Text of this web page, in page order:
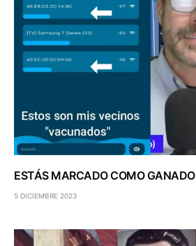
ESTÁS MARCADO COMO GANADO
5 DICIEMBRE 2023